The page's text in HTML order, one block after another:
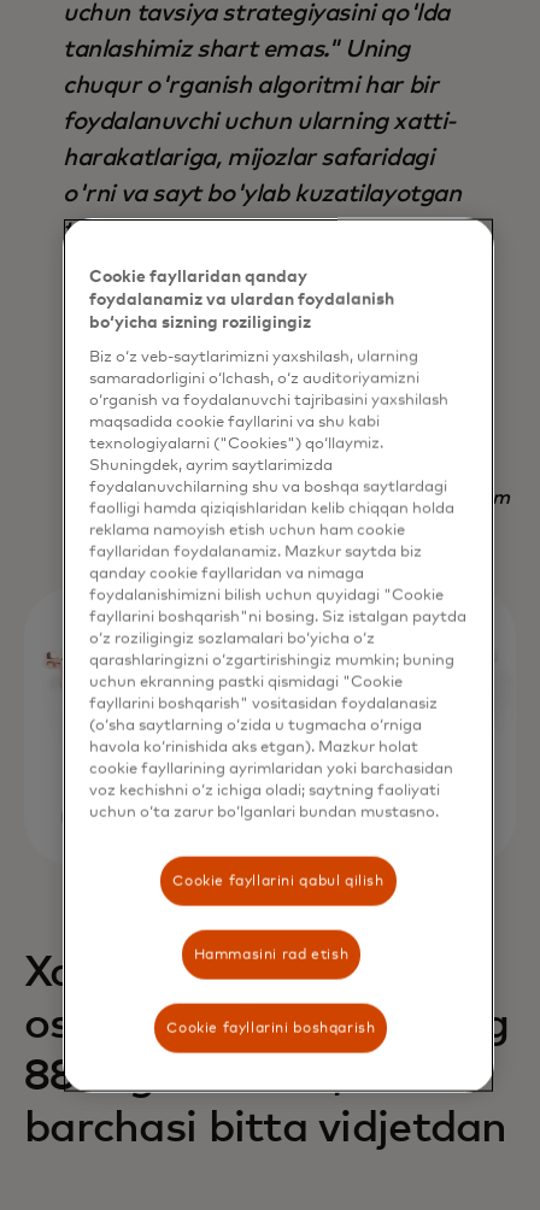
uchun tavsiya strategiyasini qo'lda
tanlashimiz shart emas." Uning
chuqur o'rganish algoritmi har bir
foydalanuvchi uchun ularning xatti-
harakatlariga, mijozlar safaridagi
o'rni va sayt bo'ylab kuzatilayotgan
tendentsiyalarga asoslanib,
avtomatik ravishda to'g'ri
parametrlar to'plamini aniqlaydi, bu
esa uni nafaqat natija, balki vaqtni
tejash jihatidan ham mavjud bo'lgan
boshqa har qanday strategiyadan
ustun qiladi.
Nadav Yekutiel, Head of Data, GlassesUSA.com
Xaridlarning 68% ga
oshishi va daromadning
88% ga oshishi,
barchasi bitta vidjetdan
Cookie fayllaridan qanday
foydalanamiz va ulardan foydalanish
bo‘yicha sizning roziligingiz
Biz o‘z veb-saytlarimizni yaxshilash, ularning
samaradorligini o‘lchash, o‘z auditoriyamizni
o‘rganish va foydalanuvchi tajribasini yaxshilash
maqsadida cookie fayllarini va shu kabi
texnologiyalarni ("Cookies") qo‘llaymiz.
Shuningdek, ayrim saytlarimizda
foydalanuvchilarning shu va boshqa saytlardagi
faolligi hamda qiziqishlaridan kelib chiqqan holda
reklama namoyish etish uchun ham cookie
fayllaridan foydalanamiz. Mazkur saytda biz
qanday cookie fayllaridan va nimaga
foydalanishimizni bilish uchun quyidagi "Cookie
fayllarini boshqarish"ni bosing. Siz istalgan paytda
o‘z roziligingiz sozlamalari bo‘yicha o‘z
qarashlaringizni o‘zgartirishingiz mumkin; buning
uchun ekranning pastki qismidagi "Cookie
fayllarini boshqarish" vositasidan foydalanasiz
(o‘sha saytlarning o‘zida u tugmacha o‘rniga
havola ko‘rinishida aks etgan). Mazkur holat
cookie fayllarining ayrimlaridan yoki barchasidan
voz kechishni o‘z ichiga oladi; saytning faoliyati
uchun o‘ta zarur bo‘lganlari bundan mustasno.
Cookie fayllarini qabul qilish
Hammasini rad etish
Cookie fayllarini boshqarish